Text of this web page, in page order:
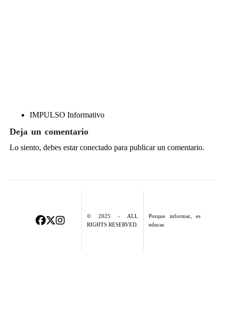
IMPULSO Informativo
Deja un comentario
Lo siento, debes estarconectadopara publicar un comentario.
© 2025 - ALL
RIGHTS RESERVED.
Porque informar, es
educar.